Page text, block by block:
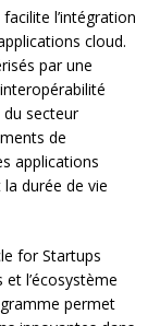
l’intégration
cloud.
par une
secteur
de
applications
durée de vie
for Startups
l’écosystème
permet